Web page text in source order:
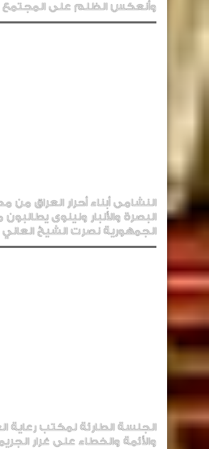
وأنعكس الظلم على المجتمع
النشامى أبناء أحرار العراق من
البصرة والأنبار ونينوى
الجمهورية نصرت الشيخ العاني
الجلسة الطارئة لمكتب رعاية
والأئمة والخطاء على غرار